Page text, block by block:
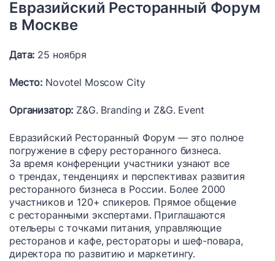
Евразийский Ресторанный Форум
в Москве
Дата: 25 ноября
Место: Novotel Moscow City
Организатор: Z&G. Branding и Z&G. Event
Евразийский Ресторанный Форум — это полное
погружение в сферу ресторанного бизнеса.
За время конференции участники узнают все
о трендах, тенденциях и перспективах развития
ресторанного бизнеса в России. Более 2000
участников и 120+ спикеров. Прямое общение
с ресторанными экспертами. Приглашаются
отельеры с точками питания, управляющие
ресторанов и кафе, рестораторы и шеф-повара,
директора по развитию и маркетингу.